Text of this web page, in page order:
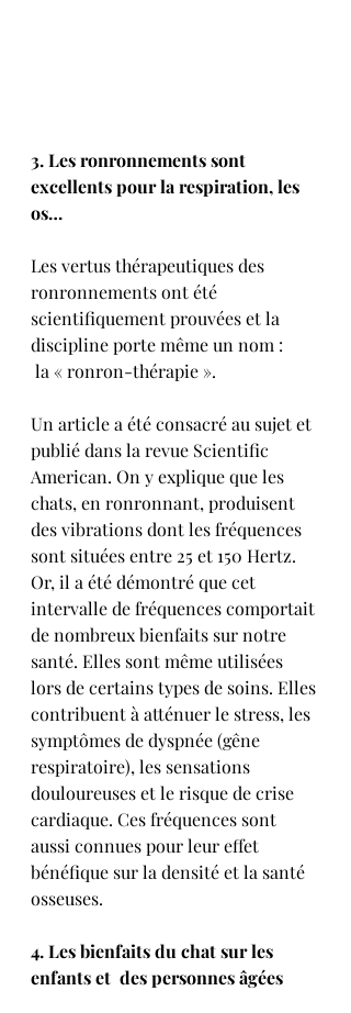
3. Les ronronnements sont
excellents pour la respiration, les
os…
Les vertus thérapeutiques des
ronronnements ont été
scientifiquement prouvées et la
discipline porte même un nom :
la « ronron-thérapie ».
Un article a été consacré au sujet et
publié dans la revue Scientific
American. On y explique que les
chats, en ronronnant, produisent
des vibrations dont les fréquences
sont situées entre 25 et 150 Hertz.
Or, il a été démontré que cet
intervalle de fréquences comportait
de nombreux bienfaits sur notre
santé. Elles sont même utilisées
lors de certains types de soins. Elles
contribuent à atténuer le stress, les
symptômes de dyspnée (gêne
respiratoire), les sensations
douloureuses et le risque de crise
cardiaque. Ces fréquences sont
aussi connues pour leur effet
bénéfique sur la densité et la santé
osseuses.
4. Les bienfaits du chat sur les
enfants et  des personnes âgées